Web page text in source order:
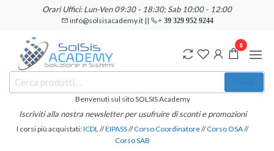
contenuto
Orari Uffici: Lun-Ven 09:30 - 18:30; Sab 10:00 - 12:00
info@solsisacademy.it || + 39 329 952 9244
SOLSIS
Academy
Corsi e
Certificazioni
Linguistiche
Benvenuti sul sito SOLSIS Academy
Iscriviti alla nostra newsletter per usufruire di sconti e promozioni
I corsi più acquistati:ICDL//EIPASS//Corso Coordinatore//Corso OSA//
Corso SAB
0